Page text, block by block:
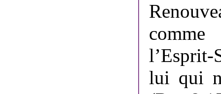
lui qui